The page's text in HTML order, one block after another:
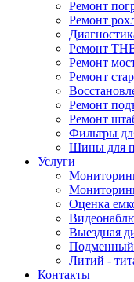
Ремонт
Ремонт
Ремонт
Ремонт
Ремонт
Ремонт
Ремонт
Фильтры
Шины для
Услуги
Оценка
Выездная
Литий -
Контакты